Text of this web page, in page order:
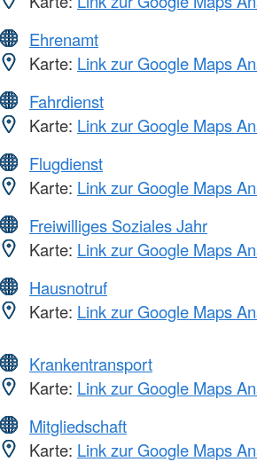
Ehrenamt
Karte: Link zur Google Maps
Fahrdienst
Karte: Link zur Google Maps
Flugdienst
Karte: Link zur Google Maps
Freiwilliges Soziales Jahr
Karte: Link zur Google Maps
Hausnotruf
Karte: Link zur Google Maps
Krankentransport
Karte: Link zur Google Maps
Mitgliedschaft
Karte: Link zur Google Maps